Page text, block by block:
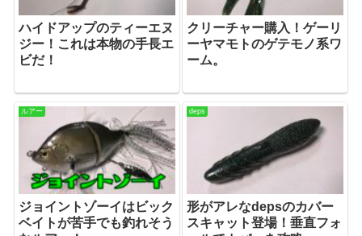
ハイドアップのティーエヌ
ジー！これは本物の手長エ
ビだ！
クリーチャー購入！ゲーリ
ーヤマモトのゲテモノ系ワ
ーム。
ルアー
ジョイントゾーイはビック
ベイトが苦手でも釣れそう
deps
形がアレなdepsのカバー
スキャット登場！垂直フォ